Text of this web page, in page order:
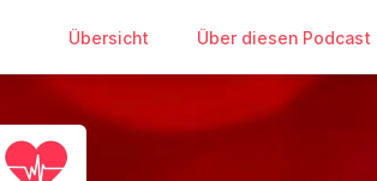
Übersicht Über diesen Podcast